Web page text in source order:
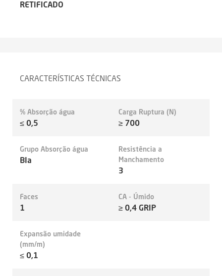
RETIFICADO
CARACTERÍSTICAS TÉCNICAS
% Absorção água
≤ 0,5
Carga Ruptura (N)
≥ 700
Grupo Absorção água
BIa
Resistência a
Manchamento
3
Faces
1
CA - Úmido
≥ 0,4 GRIP
Expansão umidade
(mm/m)
≤ 0,1